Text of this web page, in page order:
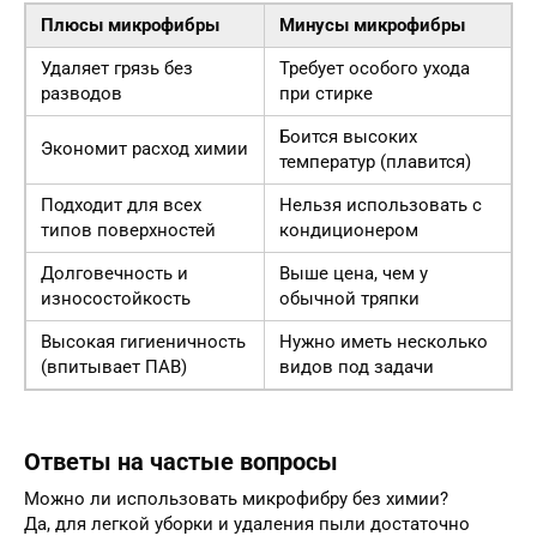
Плюсы микрофибры
Минусы микрофибры
Удаляет грязь без
разводов
Требует особого ухода
при стирке
Экономит расход химии
Боится высоких
температур (плавится)
Подходит для всех
типов поверхностей
Нельзя использовать с
кондиционером
Долговечность и
износостойкость
Выше цена, чем у
обычной тряпки
Высокая гигиеничность
(впитывает ПАВ)
Нужно иметь несколько
видов под задачи
Ответы на частые вопросы
Можно ли использовать микрофибру без химии?
Да, для легкой уборки и удаления пыли достаточно